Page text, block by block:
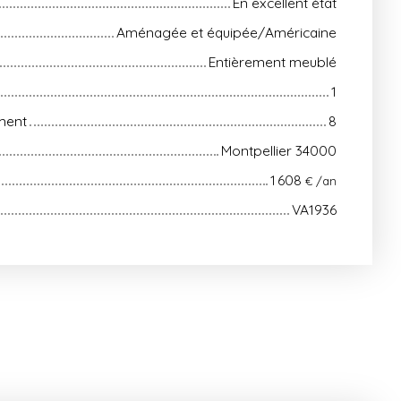
Aménagée et équipée/Américaine
Entièrement meublé
1
8
Montpellier 34000
1 608 € /an
VA1936